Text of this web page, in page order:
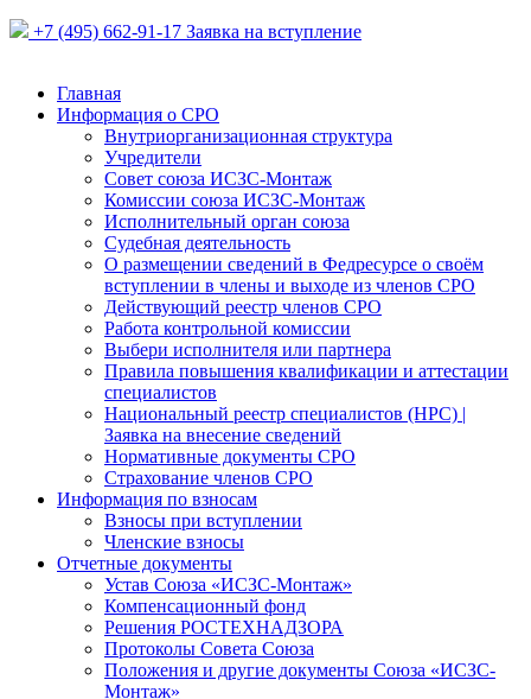
+7 (495) 662-91-17 Заявка на вступление
Главная
Информация о СРО
Внутриорганизационная структура
Учредители
Совет союза ИСЗС-Монтаж
Комиссии союза ИСЗС-Монтаж
Исполнительный орган союза
Судебная деятельность
О размещении сведений в Федресурсе о своём
вступлении в члены и выходе из членов СРО
Действующий реестр членов СРО
Работа контрольной комиссии
Выбери исполнителя или партнера
Правила повышения квалификации и аттестации
специалистов
Национальный реестр специалистов (НРС) |
Заявка на внесение сведений
Нормативные документы СРО
Страхование членов СРО
Информация по взносам
Взносы при вступлении
Членские взносы
Отчетные документы
Устав Союза «ИСЗС-Монтаж»
Компенсационный фонд
Решения РОСТЕХНАДЗОРА
Протоколы Совета Союза
Положения и другие документы Союза «ИСЗС-
Монтаж»